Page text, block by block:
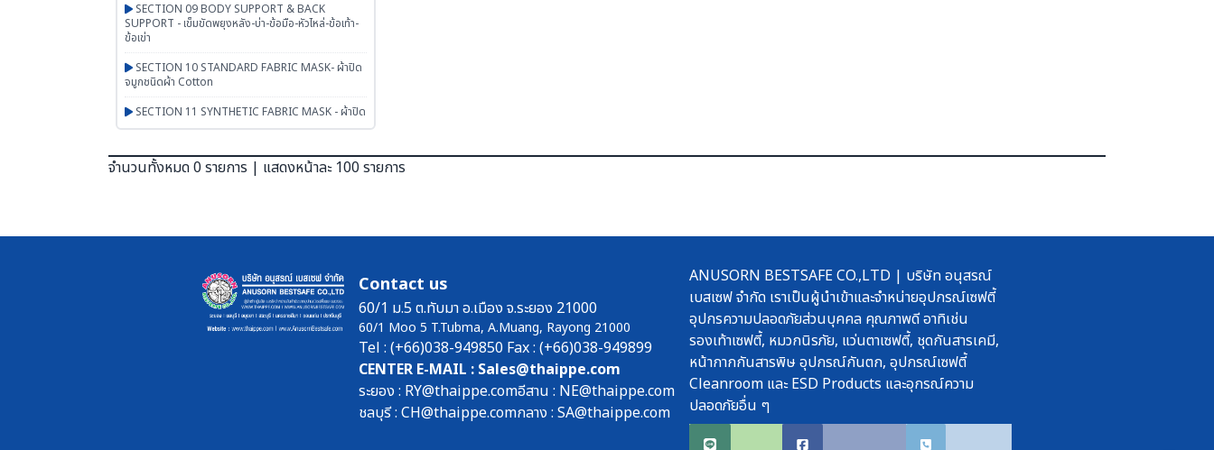
SECTION 09 BODY SUPPORT & BACK
SUPPORT - เข็มขัดพยุงหลัง-บ่า-ข้อมือ-หัวไหล่-ข้อเท้า-
ข้อเข่า
SECTION 10 STANDARD FABRIC MASK- ผ้าปิด
จมูกชนิดผ้า Cotton
SECTION 11 SYNTHETIC FABRIC MASK - ผ้าปิด
จมูกเสริมใยสังเคราะห์ UN95 SERIES
SECTION 12 RESPIRATOR - หน้ากากตลับกรอง
Breathing Apparatus - ชุดเครื่องช่วยหายใจ
SECTION 16 SAFETY CAP | HOOD | หมวกผ้า
หมวกตัวหนอน ฮู๊ดคลุมศีรษะ หมวกอาหาร
SECTION 17 PGM-PRODUCTS-พรม-กระเป๋า-ร่ม-
จำนวนทั้งหมด 0 รายการ | แสดงหน้าละ 100 รายการ
Contact us
60/1 ม.5 ต.ทับมา อ.เมือง จ.ระยอง 21000
60/1 Moo 5 T.Tubma, A.Muang, Rayong 21000
Tel : (+66)038-949850 Fax : (+66)038-949899
CENTER E-MAIL : Sales@thaippe.com
ระยอง : RY@thaippe.comอีสาน : NE@thaippe.com
ชลบุรี : CH@thaippe.comกลาง : SA@thaippe.com
ANUSORN BESTSAFE CO.,LTD | บริษัท อนุสรณ์
เบสเซฟ จำกัด เราเป็นผู้นำเข้าและจำหน่ายอุปกรณ์เซฟตี้
อุปกรความปลอดภัยส่วนบุคคล คุณภาพดี อาทิเช่น
รองเท้าเซฟตี้, หมวกนิรภัย, แว่นตาเซฟตี้, ชุดกันสารเคมี,
หน้ากากกันสารพิษ อุปกรณ์กันตก, อุปกรณ์เซฟตี้
Cleanroom และ ESD Products และอุกรณ์ความ
ปลอดภัยอื่น ๆ